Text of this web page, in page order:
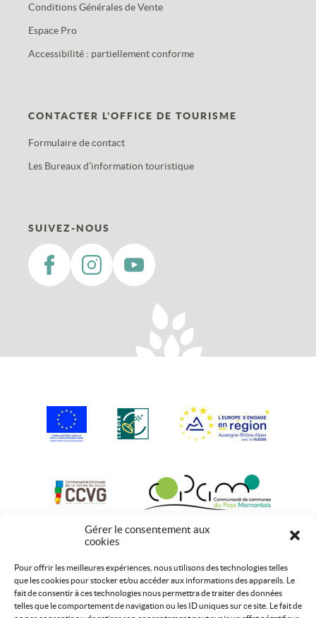
Gérer le consentement aux
cookies
Pour offrir les meilleures expériences, nous utilisons des technologies telles
que les cookies pour stocker et/ou accéder aux informations des appareils. Le
fait de consentir à ces technologies nous permettra de traiter des données
telles que le comportement de navigation ou les ID uniques sur ce site. Le fait de
Conditions Générales de Vente
Espace Pro
Accessibilité : partiellement conforme
CONTACTER L'OFFICE DE TOURISME
Formulaire de contact
Les Bureaux d’information touristique
SUIVEZ-NOUS